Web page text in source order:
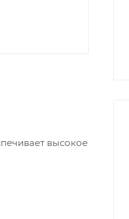
высокое